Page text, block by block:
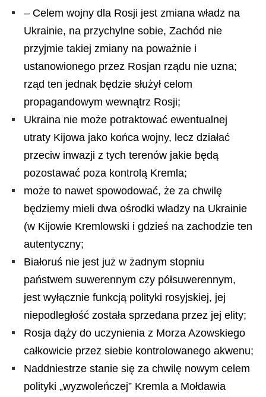
– Celem wojny dla Rosji jest zmiana władz na
Ukrainie, na przychylne sobie, Zachód nie
przyjmie takiej zmiany na poważnie i
ustanowionego przez Rosjan rządu nie uzna;
rząd ten jednak będzie służył celom
propagandowym wewnątrz Rosji;
Ukraina nie może potraktować ewentualnej
utraty Kijowa jako końca wojny, lecz działać
przeciw inwazji z tych terenów jakie będą
pozostawać poza kontrolą Kremla;
może to nawet spowodować, że za chwilę
będziemy mieli dwa ośrodki władzy na Ukrainie
(w Kijowie Kremlowski i gdzieś na zachodzie ten
autentyczny;
Białoruś nie jest już w żadnym stopniu
państwem suwerennym czy półsuwerennym,
jest wyłącznie funkcją polityki rosyjskiej, jej
niepodległość została sprzedana przez jej elity;
Rosja dąży do uczynienia z Morza Azowskiego
całkowicie przez siebie kontrolowanego akwenu;
Naddniestrze stanie się za chwilę nowym celem
polityki „wyzwoleńczej” Kremla a Mołdawia